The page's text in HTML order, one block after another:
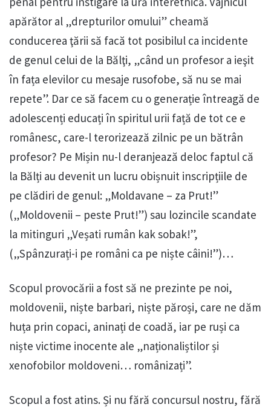
apărător al „drepturilor omului” cheamă
conducerea ţării să facă tot posibilul ca incidente
de genul celui de la Bălţi, „când un profesor a ieşit
în fața elevilor cu mesaje rusofobe, să nu se mai
repete”. Dar ce să facem cu o generație întreagă de
adolescenți educați în spiritul urii față de tot ce e
românesc, care-l terorizează zilnic pe un bătrân
profesor? Pe Mișin nu-l deranjează deloc faptul că
la Bălți au devenit un lucru obișnuit inscripțiile de
pe clădiri de genul: „Moldavane – za Prut!”
(„Moldovenii – peste Prut!”) sau lozincile scandate
la mitinguri „Veșati rumân kak sobak!”,
(„Spânzurați-i pe români ca pe niște câini!”)…
Scopul provocării a fost să ne prezinte pe noi,
moldovenii, niște barbari, niște păroși, care ne dăm
huța prin copaci, aninați de coadă, iar pe ruși ca
niște victime inocente ale „naționaliștilor și
xenofobilor moldoveni… românizați”.
Scopul a fost atins. Și nu fără concursul nostru, fără